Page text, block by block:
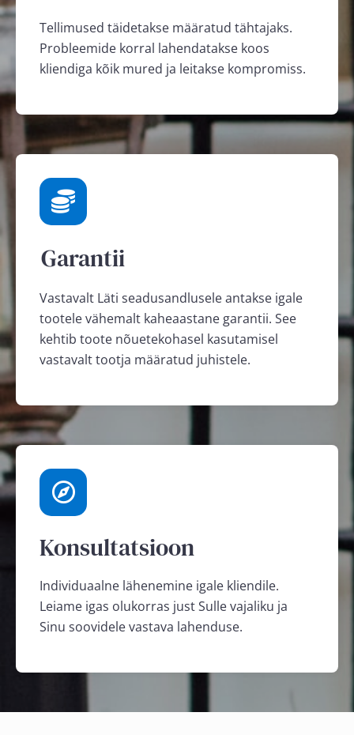
Tellimused täidetakse määratud tähtajaks.
Probleemide korral lahendatakse koos
kliendiga kõik mured ja leitakse kompromiss.
Garantii
Vastavalt Läti seadusandlusele antakse igale
tootele vähemalt kaheaastane garantii. See
kehtib toote nõuetekohasel kasutamisel
vastavalt tootja määratud juhistele.
Konsultatsioon
Individuaalne lähenemine igale kliendile.
Leiame igas olukorras just Sulle vajaliku ja
Sinu soovidele vastava lahenduse.